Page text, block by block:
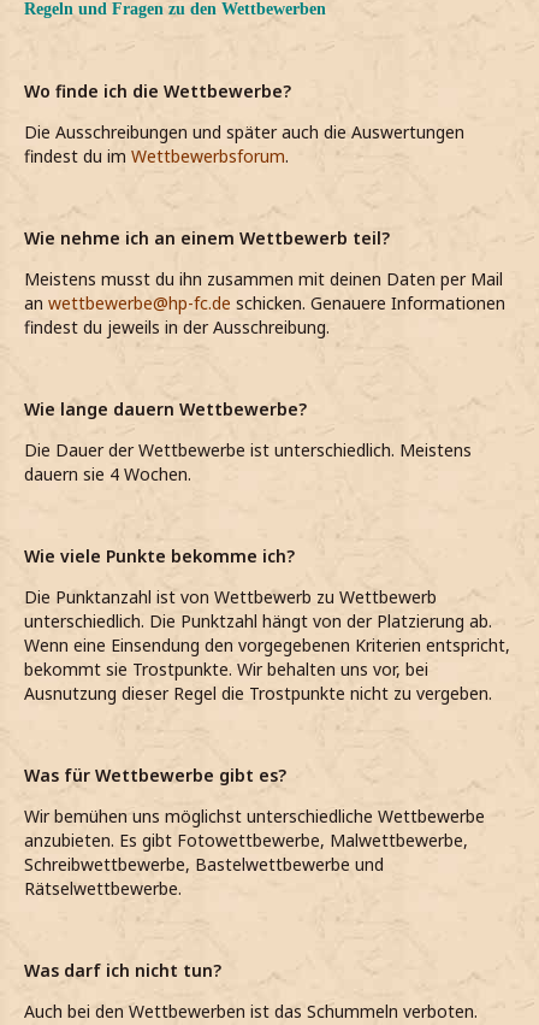
Regeln und Fragen zu den Wettbewerben
Wo finde ich die Wettbewerbe?
Die Ausschreibungen und später auch die Auswertungen
findest du im Wettbewerbsforum.
Wie nehme ich an einem Wettbewerb teil?
Meistens musst du ihn zusammen mit deinen Daten per Mail
an wettbewerbe@hp-fc.de schicken. Genauere Informationen
findest du jeweils in der Ausschreibung.
Wie lange dauern Wettbewerbe?
Die Dauer der Wettbewerbe ist unterschiedlich. Meistens
dauern sie 4 Wochen.
Wie viele Punkte bekomme ich?
Die Punktanzahl ist von Wettbewerb zu Wettbewerb
unterschiedlich. Die Punktzahl hängt von der Platzierung ab.
Wenn eine Einsendung den vorgegebenen Kriterien entspricht,
bekommt sie Trostpunkte. Wir behalten uns vor, bei
Ausnutzung dieser Regel die Trostpunkte nicht zu vergeben.
Was für Wettbewerbe gibt es?
Wir bemühen uns möglichst unterschiedliche Wettbewerbe
anzubieten. Es gibt Fotowettbewerbe, Malwettbewerbe,
Schreibwettbewerbe, Bastelwettbewerbe und
Rätselwettbewerbe.
Was darf ich nicht tun?
Auch bei den Wettbewerben ist das Schummeln verboten.